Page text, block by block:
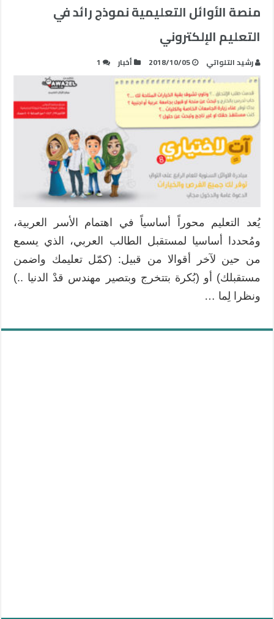
منصة الأوائل التعليمية نموذج رائد في
التعليم الإلكتروني
رشيد التلواتي 2018/10/05 أخبار 1
يُعد التعليم محوراً أساسياً في اهتمام الأسر العربية،
ومُحددا أساسيا لمستقبل الطالب العربي، الذي يسمع
من حين لآخر أقوالا من قبيل: (كمّل تعليمك واضمن
مستقبلك) أو (بُكرة بتتخرج وبتصير مهندس قدْ الدنيا ..)
ونظرا لِما …